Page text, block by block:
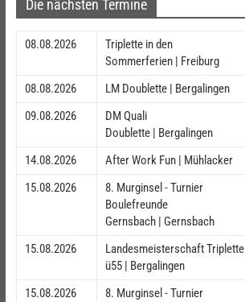
Die nächsten Termine
08.08.2026
Triplette in den
Sommerferien | Freiburg
08.08.2026
LM Doublette | Bergalingen
09.08.2026
DM Quali
Doublette | Bergalingen
14.08.2026
After Work Fun | Mühlacker
15.08.2026
8. Murginsel - Turnier
Boulefreunde
Gernsbach | Gernsbach
15.08.2026
Landesmeisterschaft Triplette
ü55 | Bergalingen
15.08.2026
8. Murginsel - Turnier